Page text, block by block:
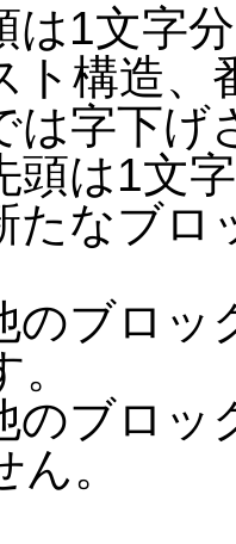
は1文字
ト構造、
は字下げ
頭は1文
たなブロ
のブロッ
のブロッ
。